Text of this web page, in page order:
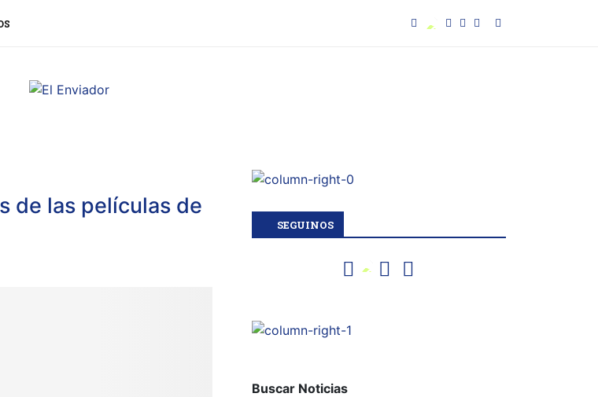
de las películas de
SEGUINOS
Buscar Noticias